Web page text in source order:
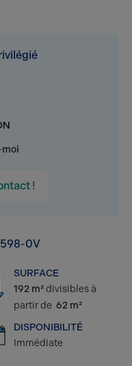
!
0V
SURFACE
192 m²divisibles à
partir de 62 m²
DISPONIBILITÉ
Immédiate